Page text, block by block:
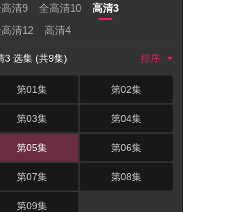
清9
全高清10
高清3
清12
高清4
3 选集 (共9集) 排序
第01集 第02集
第03集 第04集
第05集 第06集
第07集 第08集
第09集